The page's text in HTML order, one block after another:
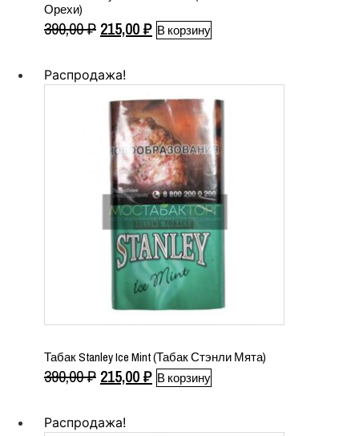
Орехи)
390,00₽ Первоначальная
составляла
390,00 ₽.
215,00₽Текущая
В корзину
Распродажа!
Табак Stanley Ice Mint (Табак Стэнли Мята)
390,00₽ Первоначальная
составляла
215,00₽Текущая
В корзину
Распродажа!